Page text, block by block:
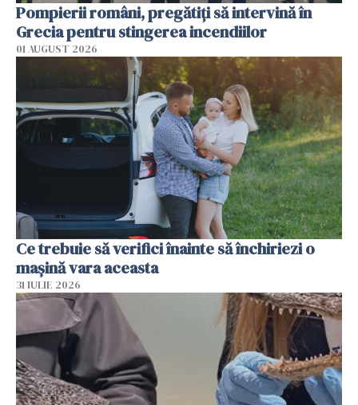
Pompierii români, pregătiţi să intervină în
Grecia pentru stingerea incendiilor
01 AUGUST 2026
Ce trebuie să verifici înainte să închiriezi o
mașină vara aceasta
31 IULIE 2026